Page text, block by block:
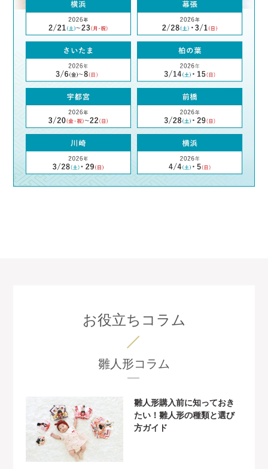
お役立ちコラム
雛人形コラム
雛人形購入前に知っておき
たい！雛人形の種類と選び
方ガイド